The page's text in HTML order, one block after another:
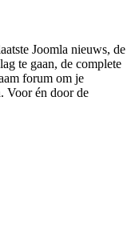
Joomla nieuws, de
te gaan, de complete
forum om je
Voor én door de